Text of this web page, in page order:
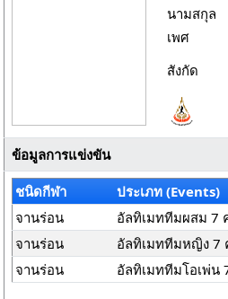
นามสกุล
เพศ
สังกัด
ข้อมูลการแข่งขัน
ชนิดกีฬา
ประเภท (Events)
จานร่อน
อัลทิเมททีมผสม 7
จานร่อน
อัลทิเมททีมหญิง 7
จานร่อน
อัลทิเมททีมโอเพ่น